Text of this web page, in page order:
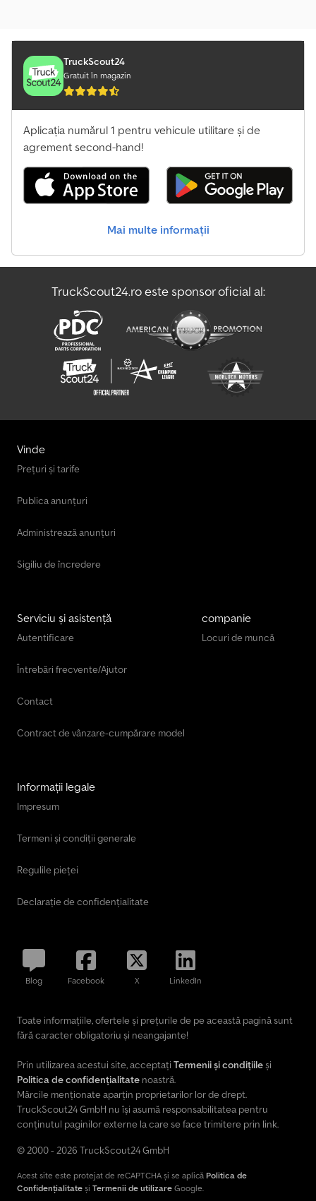
TruckScout24
Gratuit în magazin
Aplicația numărul 1 pentru vehicule utilitare și de
agrement second-hand!
Mai multe informații
TruckScout24.ro este sponsor oficial al:
Vinde
Prețuri și tarife
Publica anunțuri
Administrează anunțuri
Sigiliu de încredere
Serviciu și asistență
Autentificare
Întrebări frecvente/Ajutor
Contact
Contract de vânzare-cumpărare model
companie
Locuri de muncă
Informații legale
Impresum
Termeni și condiții generale
Regulile pieței
Declarație de confidențialitate
Blog Facebook X LinkedIn
Toate informațiile, ofertele și prețurile de pe această pagină sunt
fără caracter obligatoriu și neangajante!
Prin utilizarea acestui site, acceptați Termenii și condițiileși
Politica de confidențialitate noastră.
Mărcile menționate aparțin proprietarilor lor de drept.
TruckScout24 GmbH nu își asumă responsabilitatea pentru
conținutul paginilor externe la care se face trimitere prin link.
© 2000 - 2026 TruckScout24 GmbH
Acest site este protejat de reCAPTCHA și se aplică Politica de
Confidențialitate și Termenii de utilizare Google.